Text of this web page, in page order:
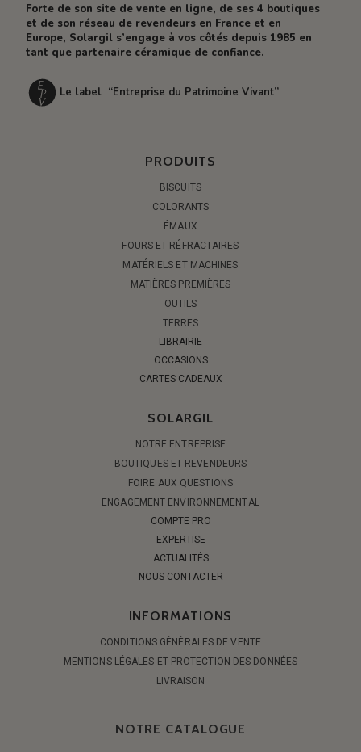
Forte de son site de vente en ligne, de ses 4 boutiques
et de son réseau de revendeurs en France et en
Europe, Solargil s’engage à vos côtés depuis 1985 en
tant que partenaire céramique de confiance.
Le label “Entreprise du Patrimoine Vivant”
PRODUITS
BISCUITS
COLORANTS
ÉMAUX
FOURS ET RÉFRACTAIRES
MATÉRIELS ET MACHINES
MATIÈRES PREMIÈRES
OUTILS
TERRES
LIBRAIRIE
OCCASIONS
CARTES CADEAUX
SOLARGIL
NOTRE ENTREPRISE
BOUTIQUES ET REVENDEURS
FOIRE AUX QUESTIONS
ENGAGEMENT ENVIRONNEMENTAL
COMPTE PRO
EXPERTISE
ACTUALITÉS
NOUS CONTACTER
INFORMATIONS
CONDITIONS GÉNÉRALES DE VENTE
MENTIONS LÉGALES ET PROTECTION DES DONNÉES
LIVRAISON
NOTRE CATALOGUE